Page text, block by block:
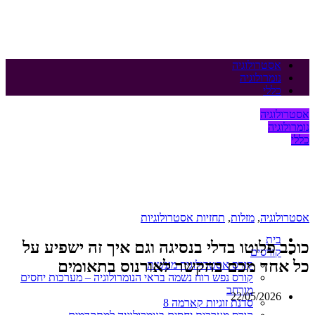
בית
קורסים
קורס אסטרולוגיה מעשית
קורס נפש רוח נשמה בראי הנומרולוגיה – מערכות יחסים
מורחב
סדנת זוגיות קארמה 8
אסטרולוגיה
נומרולוגיה
כללי
אסטרולוגיה
נומרולוגיה
כללי
אסטרולוגיה, מזלות, תחזיות אסטרולוגיות
כוכב פלוטו בדלי בנסיגה וגם איך זה ישפיע על
כל אחד מכם בהקשר לאורנוס בתאומים
22/05/2026